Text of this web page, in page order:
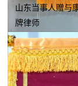
山东当事人赠与
牌律师